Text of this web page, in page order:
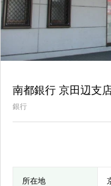
南都銀行 京田辺支
銀行
所在地